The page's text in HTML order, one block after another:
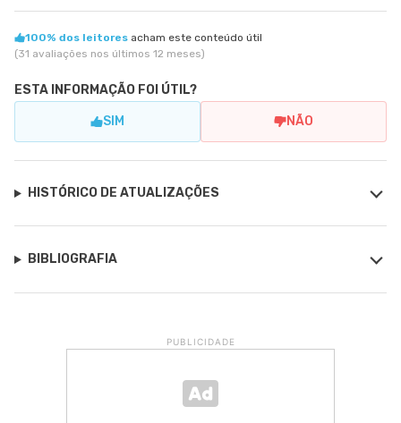
100% dos leitores acham este conteúdo útil
(31 avaliações nos últimos 12 meses)
ESTA INFORMAÇÃO FOI ÚTIL?
SIM NÃO
HISTÓRICO DE ATUALIZAÇÕES
BIBLIOGRAFIA
PUBLICIDADE